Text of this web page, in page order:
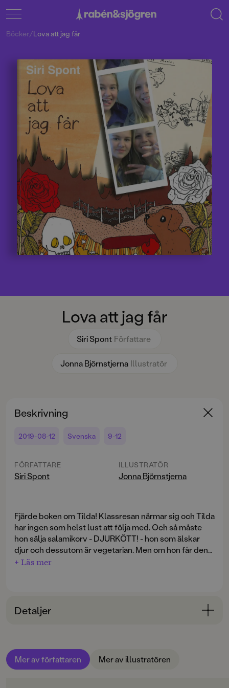
Lova att jag får
Siri Spont Författare
Jonna Björnstjerna Illustratör
Böcker/Lova att jag får
Beskrivning
2019-08-12 Svenska 9-12
FÖRFATTARE
Siri Spont
ILLUSTRATÖR
Jonna Björnstjerna
Fjärde boken om Tilda! Klassresan närmar sig och Tilda
har ingen som helst lust att följa med. Och så måste
hon sälja salamikorv - DJURKÖTT! - hon som älskar
djur och dessutom är vegetarian. Men om hon får den
där valpen, världens sötaste, då kommer allt bli
vanligt. Fjärde boken om Tilda - serien som blivit en
favorit på mellanstadiet.
+ Läs mer
Detaljer
ÅLDERSGRUPP
9-12
Mer av författaren Mer av illustratören